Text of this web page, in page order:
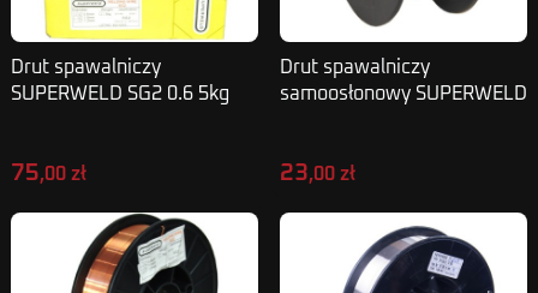
Drut spawalniczy
SUPERWELD SG2 0.6 5kg
75,00 zł
Drut spawalniczy
samoosłonowy SUPERWELD
23,00 zł